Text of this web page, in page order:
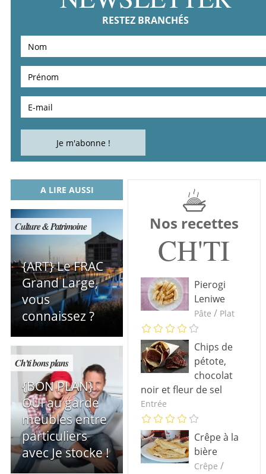
RESTEZ BRANCHÉS
A LIRE AUSSI
Culture & Patrimoine
{ART} Le FRAC
Grand Large,
vous
connaissez ?
Ch'ti bons plans
{BON PLAN}
OUI au garde
meubles entre
particuliers
avec Je stocke !
Nos recettes
CH'TI
Pierogi
Leniwe
Pâte / Plat
Chips de
pétote,
chocolat
noir et fleur de sel
Entrée
Crêpe à la
bière
Crêpe /